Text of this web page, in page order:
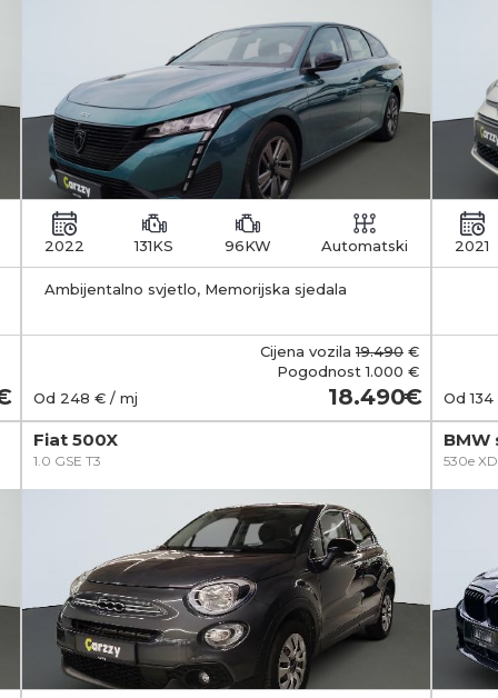
2022 131KS 96KW Automatski
Ambijentalno svjetlo, Memorijska sjedala
Cijena vozila19.490 €
Pogodnost1.000 €
Od 248 € / mj 18.490
2021
Od134
Fiat 500X
1.0 GSE T3
BMW
530e